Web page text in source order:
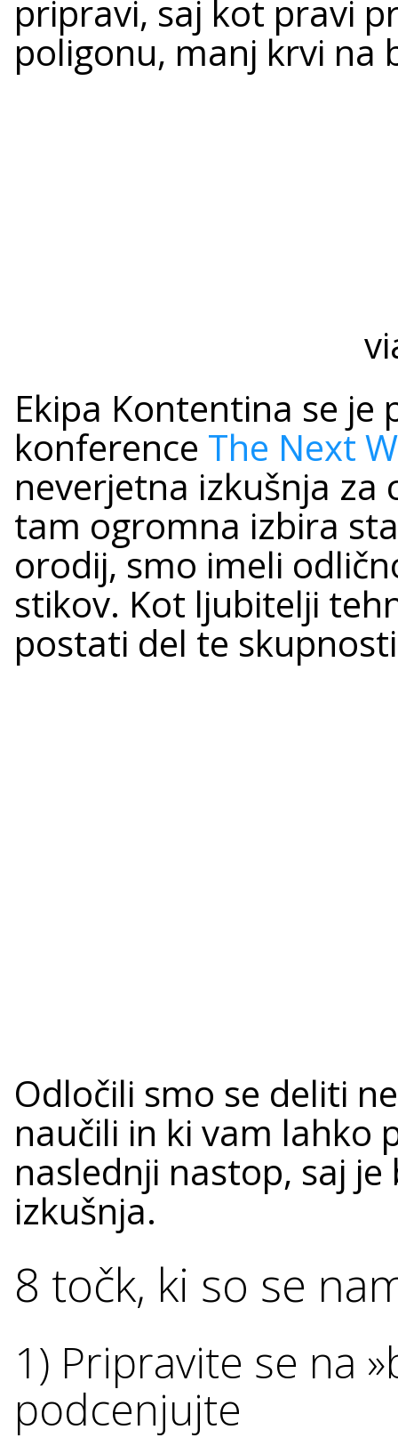
pripravi, saj kot pravi
poligonu, manj krvi na
Ekipa Kontentina se
konference The Next
neverjetna izkušnja za
tam ogromna izbira
orodij, smo imeli
stikov. Kot ljubitelji
postati del te
Odločili smo se deliti
naučili in ki vam lahko
naslednji nastop, saj
izkušnja.
8 točk, ki so se
1) Pripravite se na
podcenjujte